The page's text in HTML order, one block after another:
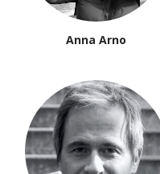
Anna Arno